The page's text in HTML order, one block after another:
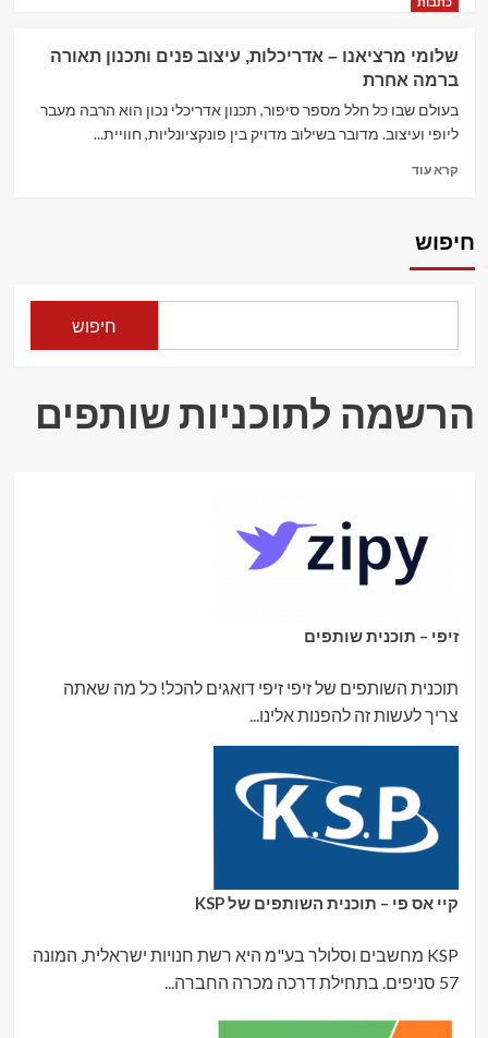
ברמה
אחרת:
למה
בוחרים
בפתח
שלומי מרציאנו – אדריכלות, עיצוב פנים ותכנון תאורה
ברמה אחרת
בעולם שבו כל חלל מספר סיפור, תכנון אדריכלי נכון הוא הרבה מעבר
ליופי ועיצוב. מדובר בשילוב מדויק בין פונקציונליות, חוויית...
קרא עודRead
–
ותכנון
אחרת
חיפוש
חיפוש
הרשמה לתוכניות שותפים
זיפי – תוכנית שותפים
תוכנית השותפים של זיפי זיפי דואגים להכל! כל מה שאתה
צריך לעשות זה להפנות אלינו...
קיי אס פי – תוכנית השותפים של KSP
KSP מחשבים וסלולר בע"מ היא רשת חנויות ישראלית, המונה
57 סניפים. בתחילת דרכה מכרה החברה...